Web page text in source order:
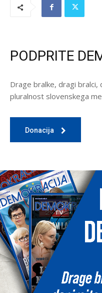
PODPRITE
Drage bralke, dragi
pluralnost slovenskega
Donacija